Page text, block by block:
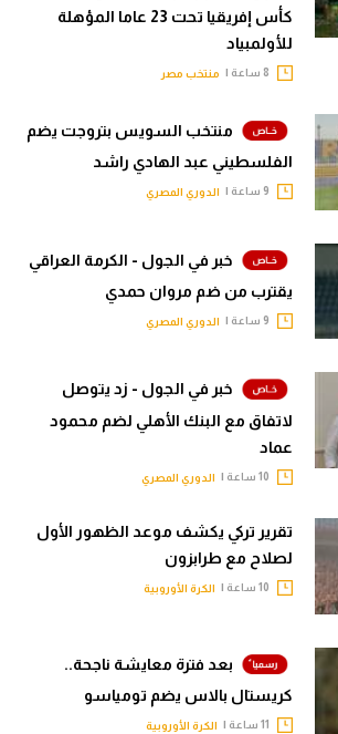
كأس إفريقيا تحت 23 عاما المؤهلة
للأولمبياد
منتخب مصر
منتخب السويس بتروجت يضم
الفلسطيني عبد الهادي راشد
الدوري المصري
خبر في الجول - الكرمة العراقي
يقترب من ضم مروان حمدي
الدوري المصري
خبر في الجول - زد يتوصل
لاتفاق مع البنك الأهلي لضم محمود
عماد
الدوري المصري
تقرير تركي يكشف موعد الظهور الأول
لصلاح مع طرابزون
الكرة الأوروبية
بعد فترة معايشة ناجحة..
كريستال بالاس يضم تومياسو
الكرة الأوروبية